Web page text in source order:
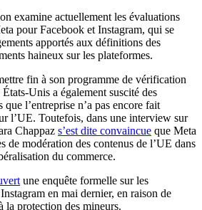
examine actuellement les évaluations
pour Facebook et Instagram, qui se
apportés aux définitions des
haineux sur les plateformes.
fin à son programme de vérification
Unis a également suscité des
l’entreprise n’a pas encore fait
l’UE. Toutefois, dans une interview sur
Chappaz s’est dite convaincue que Meta
de modération des contenus de l’UE dans
du commerce.
une enquête formelle sur les
en mai dernier, en raison de
la protection des mineurs.